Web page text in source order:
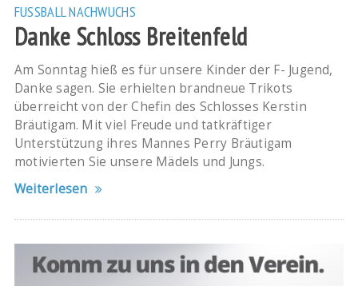
FUSSBALLNACHWUCHS
Danke Schloss Breitenfeld
Am Sonntag hieß es für unsere Kinder der F- Jugend,
Danke sagen. Sie erhielten brandneue Trikots
überreicht von der Chefin des Schlosses Kerstin
Bräutigam. Mit viel Freude und tatkräftiger
Unterstützung ihres Mannes Perry Bräutigam
motivierten Sie unsere Mädels und Jungs.
Weiterlesen